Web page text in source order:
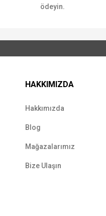
ödeyin.
HAKKIMIZDA
Hakkımızda
Blog
Mağazalarımız
Bize Ulaşın